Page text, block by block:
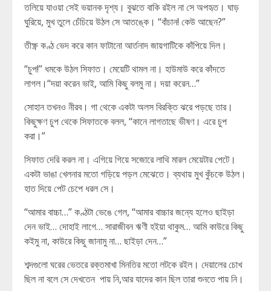
তলিয়ে যাওয়া সেই ভয়ানক দৃশ্য। বুঝতে বাকি রইল না সে অপহৃত। ঘাড়
ঘুরিয়ে, মুখ তুলে চেঁচিয়ে উঠল সে আতঙ্কে। “বাঁচান! কেউ আছেন?”
তীক্ষ্ণ কণ্ঠ ভেদ করে কান ফাটানো আর্তনাদ জায়গাটিকে কাঁপিয়ে দিল।
“চুপ!” ধমকে উঠল সিফাত। মেয়েটি থামল না। হাউমাউ করে কাঁদতে
লাগল।“দয়া করেন ভাই, আমি কিছু বলমু না। দয়া করেন…”
সোহান তখনও নীরব। গা থেকে একটা অলস বিরক্তি ঝরে পড়ছে তার।
কিছুক্ষণ চুপ থেকে সিফাতকে বলল, “কানে লাগতাছে ভীষণ। এরে চুপ
করা।”
সিফাত দেরি করল না। এগিয়ে গিয়ে সজোরে লাথি মারল মেয়েটার পেটে।
একটা ভাঙা খেলনার মতো গড়িয়ে পড়ল মেঝেতে। ব্যথায় মুখ কুঁচকে উঠল।
হাত দিয়ে পেট চেপে ধরল সে।
“আমার বাচ্চা…” কণ্ঠটা ভেঙে গেল, “আমার বাচ্চার জন্যে হলেও ছাইড়া
দেন ভাই… দোহাই লাগে… সারাজীবন ঋণী হইয়া থাকুম… আমি কাউরে কিছু
কইমু না, কাউরে কিছু জানামু না… ছাইড়া দেন…”
শব্দগুলো ঘরের ভেতরে রক্তমাখা মিনতির মতো লটকে রইল। দেয়ালের চোখ
ছিল না বলে সে দেখতেন পায় নি,আর যাদের কান ছিল তারা শুনতে পায় নি।